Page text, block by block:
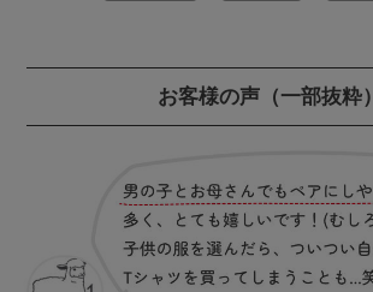
お客様の声（一部抜粋）